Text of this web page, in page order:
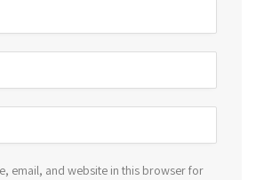
email, and website in this browser for